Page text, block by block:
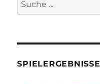
nach:
SPIELERGEBNISSE